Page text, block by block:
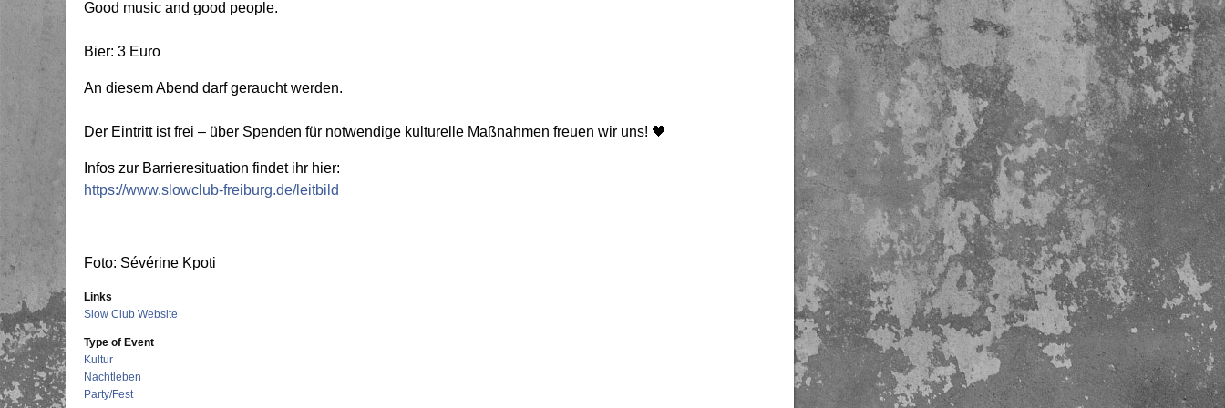
Good music and good people.
Bier: 3 Euro
An diesem Abend darf geraucht werden.
Der Eintritt ist frei – über Spenden für notwendige kulturelle Maßnahmen freuen wir uns! 🖤
Infos zur Barrieresituation findet ihr hier:
https://www.slowclub-freiburg.de/leitbild
Foto: Sévérine Kpoti
Links
Slow Club Website
Type of Event
Kultur
Nachtleben
Party/Fest